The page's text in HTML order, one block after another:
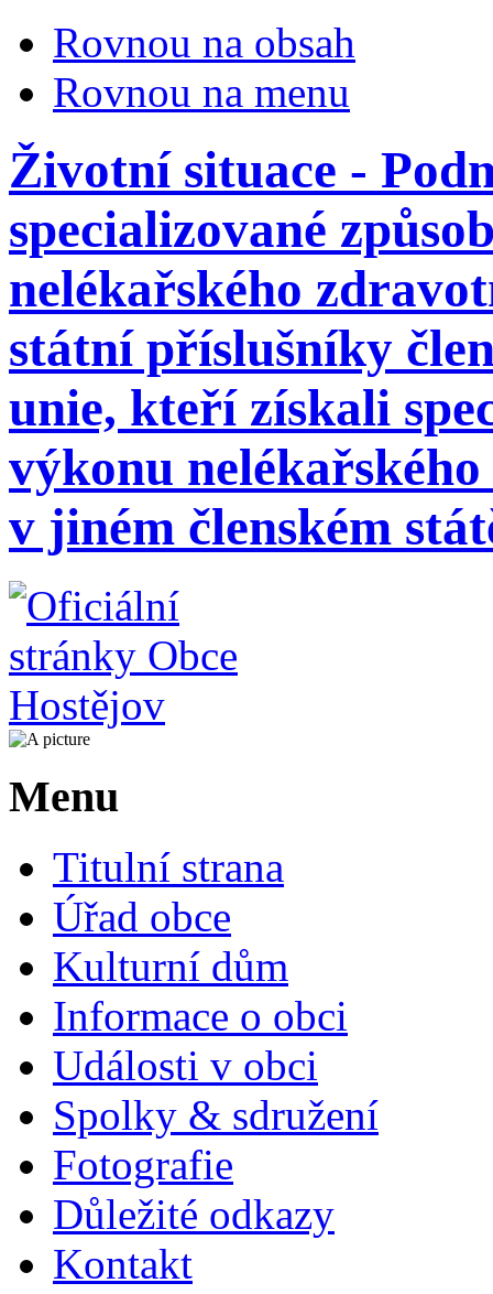
Rovnou na obsah
Rovnou na menu
Životní situace -
specializované
nelékařského
státní příslušníky
unie, kteří získali
výkonu
v jiném členském
Menu
Titulní strana
Úřad obce
Kulturní dům
Informace o obci
Události v obci
Spolky & sdružení
Fotografie
Důležité odkazy
Kontakt